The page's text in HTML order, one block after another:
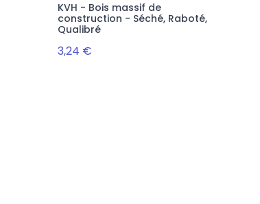
KVH - Bois massif de
construction - Séché, Raboté,
Qualibré
3,24 €